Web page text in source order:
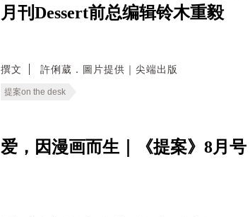
月刊Dessert前总编辑铃木重毅
撰文 許俐葳．圖片提供｜尖端出版
提案on the desk
爱，因漫画而生｜《提案》8月